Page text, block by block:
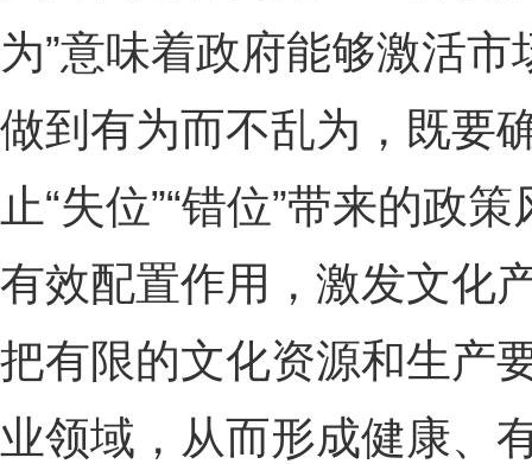
为”意味着政府能够激活
做到有为而不乱为，既要
止“失位”“错位”带来的政
有效配置作用，激发文化
把有限的文化资源和生产
业领域，从而形成健康、